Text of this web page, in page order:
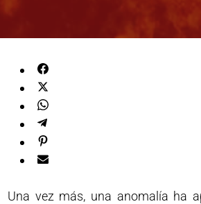
Una vez más, una anomalía ha